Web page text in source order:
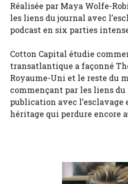
Réalisée par Maya Wolfe-
les liens du journal avec
podcast en six parties
Cotton Capital étudie
transatlantique a façonné
Royaume-Uni et le reste du
commençant par les liens
publication avec
héritage qui perdure encore